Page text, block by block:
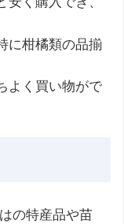
に柑橘類の品揃
よく買い物がで
の特産品や苗